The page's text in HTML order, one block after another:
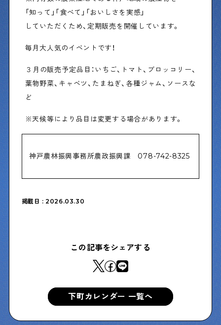
画です
下町マップ
週刊下町日和
下町寫眞
「知って」「食べて」「おいしさを実感」
していただくため、定期販売を開催しています。
毎月大人気のイベントです！
３月の販売予定品目：いちご、トマト、ブロッコリー、
葉物野菜、キャベツ、たまねぎ、各種ジャム、ソースな
ど
※天候等により品目は変更する場合があります。
神戸農林振興事務所農政振興課 078-742-8325
掲載日 : 2026.03.30
この記事をシェアする
下町カレンダー 一覧へ